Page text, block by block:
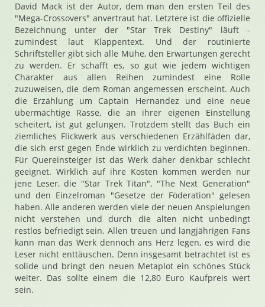
David Mack ist der Autor, dem man den ersten Teil des
"Mega-Crossovers" anvertraut hat. Letztere ist die offizielle
Bezeichnung unter der "Star Trek Destiny" läuft -
zumindest laut Klappentext. Und der routinierte
Schriftsteller gibt sich alle Mühe, den Erwartungen gerecht
zu werden. Er schafft es, so gut wie jedem wichtigen
Charakter aus allen Reihen zumindest eine Rolle
zuzuweisen, die dem Roman angemessen erscheint. Auch
die Erzählung um Captain Hernandez und eine neue
übermächtige Rasse, die an ihrer eigenen Einstellung
scheitert, ist gut gelungen. Trotzdem stellt das Buch ein
ziemliches Flickwerk aus verschiedenen Erzählfäden dar,
die sich erst gegen Ende wirklich zu verdichten beginnen.
Für Quereinsteiger ist das Werk daher denkbar schlecht
geeignet. Wirklich auf ihre Kosten kommen werden nur
jene Leser, die "Star Trek Titan", "The Next Generation"
und den Einzelroman "Gesetze der Föderation" gelesen
haben. Alle anderen werden viele der neuen Anspielungen
nicht verstehen und durch die alten nicht unbedingt
restlos befriedigt sein. Allen treuen und langjährigen Fans
kann man das Werk dennoch ans Herz legen, es wird die
Leser nicht enttäuschen. Denn insgesamt betrachtet ist es
solide und bringt den neuen Metaplot ein schönes Stück
weiter. Das sollte einem die 12,80 Euro Kaufpreis wert
sein.